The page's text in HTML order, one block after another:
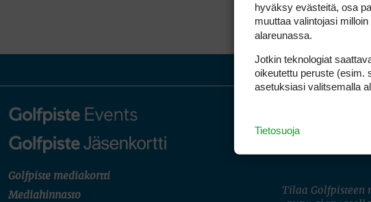
Golfpiste mediakortti
Mediahinnasto
Tilaa Golfpisteen
hyväksy evästeitä, osa
muuttaa valintojasi
alareunassa.
Jotkin teknologiat
oikeutettu peruste (esim.
asetuksiasi valitsemalla
Tietosuoja